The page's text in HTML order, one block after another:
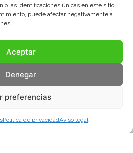
o las identificaciones únicas en este sitio.
puede afectar negativamente a
Aceptar
Denegar
preferencias
Política de privacidadAviso legal